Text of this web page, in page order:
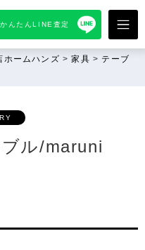
かんたんLINE査定
ホームハンズ >家具 >テーブ
ル/maruni